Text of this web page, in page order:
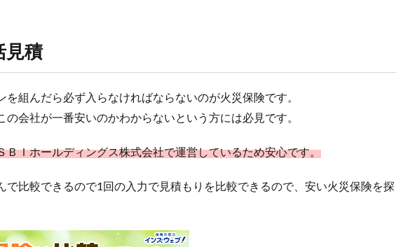
見積
組んだら必ず入らなければならないのが火災保険です。
会社が一番安いのかわからないという方には必見です。
ＢＩホールディングス株式会社で運営しているため安心です。
で比較できるので1回の入力で見積もりを比較できるので、安い火災保険を